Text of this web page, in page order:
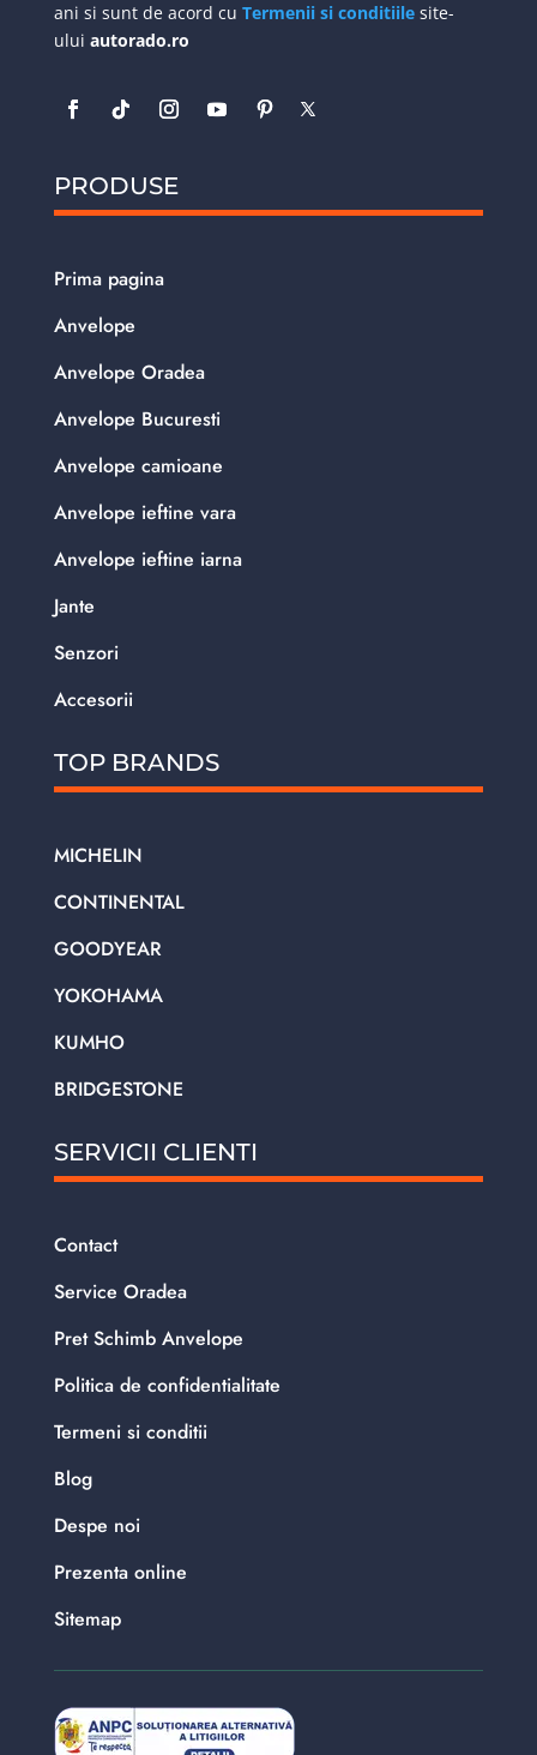
ani si sunt de acord cu Termenii si conditiilesite-
ului autorado.ro
PRODUSE
Prima pagina
Anvelope
Anvelope Oradea
Anvelope Bucuresti
Anvelope camioane
Anvelope ieftine vara
Anvelope ieftine iarna
Jante
Senzori
Accesorii
TOP BRANDS
MICHELIN
CONTINENTAL
GOODYEAR
YOKOHAMA
KUMHO
BRIDGESTONE
SERVICII CLIENTI
Contact
Service Oradea
Pret Schimb Anvelope
Politica de confidentialitate
Termeni si conditii
Blog
Despe noi
Prezenta online
Sitemap